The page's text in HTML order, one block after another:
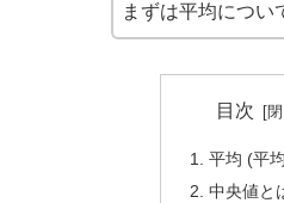
まずは平均につい
目次
平均 (平
中央値と